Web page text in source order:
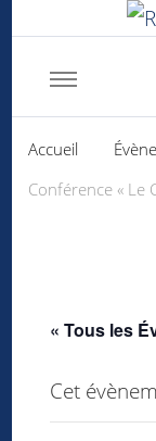
Accueil
Conférence « Le
« Tous les
Cet